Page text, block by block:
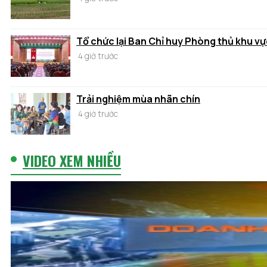
Tổ chức lại Ban Chỉ huy Phòng thủ khu
4 giờ trước
Trải nghiệm mùa nhãn chín
4 giờ trước
VIDEO XEM NHIỀU